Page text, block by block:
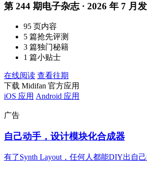
第 244 期电子杂志 · 2026 年 7 月
95 页内容
5 篇抢先评测
3 篇独门秘籍
1 篇小贴士
在线阅读 查看往期
下载 Midifan 官方应用
iOS 应用 Android 应用
广告
自己动手，设计模块化合成器
有了Synth Layout，任何人都能DIY出自